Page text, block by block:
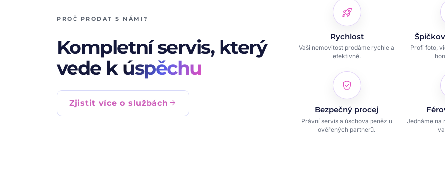
PROČ PRODAT S NÁMI?
Kompletní servis, který
vede k úspěchu
Zjistit více o službách arrow_forward
rocket_launch
Rychlost
Vaši nemovitost prodáme rychle a
efektivně.
Profi foto,
verified_user
Bezpečný prodej
Právní servis a úschova peněz u
ověřených partnerů.
Jednáme na